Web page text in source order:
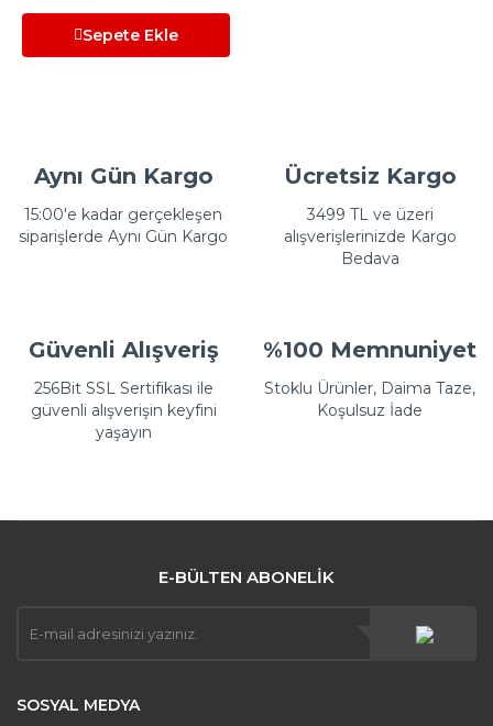
Sepete Ekle
Aynı Gün Kargo
15:00'e kadar gerçekleşen
siparişlerde Aynı Gün Kargo
Ücretsiz Kargo
3499 TL ve üzeri
alışverişlerinizde Kargo
Bedava
Güvenli Alışveriş
256Bit SSL Sertifikası ile
güvenli alışverişin keyfini
yaşayın
%100 Memnuniyet
Stoklu Ürünler, Daima Taze,
Koşulsuz İade
E-BÜLTEN ABONELİK
SOSYAL MEDYA